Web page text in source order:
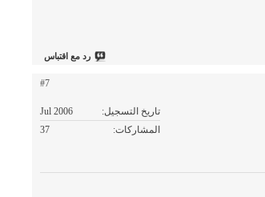
رد مع اقتباس
#7
تاريخ التسجيل
Jul 2006
المشاركات
37